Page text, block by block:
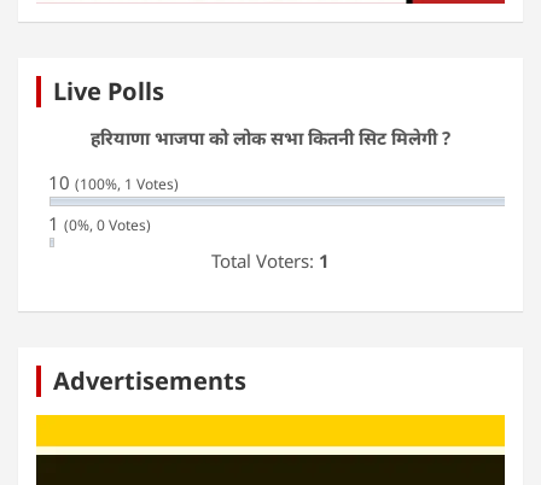
Live Polls
हरियाणा भाजपा को लोक सभा कितनी सिट मिलेगी ?
10 (100%, 1 Votes)
1 (0%, 0 Votes)
Total Voters: 1
Advertisements